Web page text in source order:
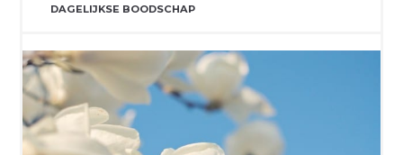
DAGELIJKSE BOODSCHAP